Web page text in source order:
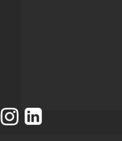
Facebook
Instagram